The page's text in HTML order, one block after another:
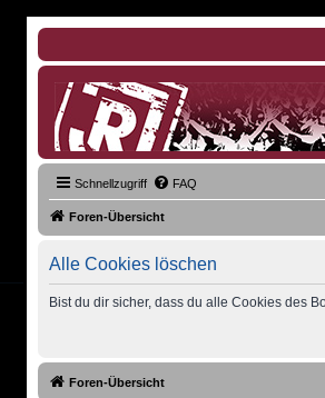
Schnellzugriff FAQ
Foren-Übersicht
Alle Cookies löschen
Bist du dir sicher, dass du alle Cookies des
Foren-Übersicht